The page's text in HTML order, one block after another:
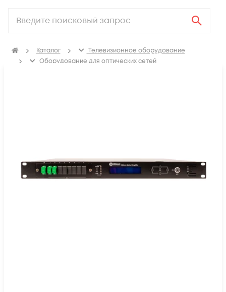
Каталог
Телевизионное оборудование
Оборудование для оптических сетей